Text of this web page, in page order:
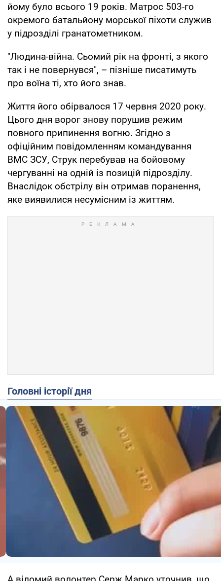
йому було всього 19 років. Матрос 503-го
окремого батальйону морської піхоти служив
у підрозділі гранатометником.
"Людина-війна. Сьомий рік на фронті, з якого
так і не повернувся", – пізніше писатимуть
про воїна ті, хто його знав.
Життя його обірвалося 17 червня 2020 року.
Цього дня ворог знову порушив режим
повного припинення вогню. Згідно з
офіційним повідомленням командування
ВМС ЗСУ, Струк перебував на бойовому
чергуванні на одній із позицій підрозділу.
Внаслідок обстрілу він отримав поранення,
яке виявилися несумісним із життям.
Головні історії дня